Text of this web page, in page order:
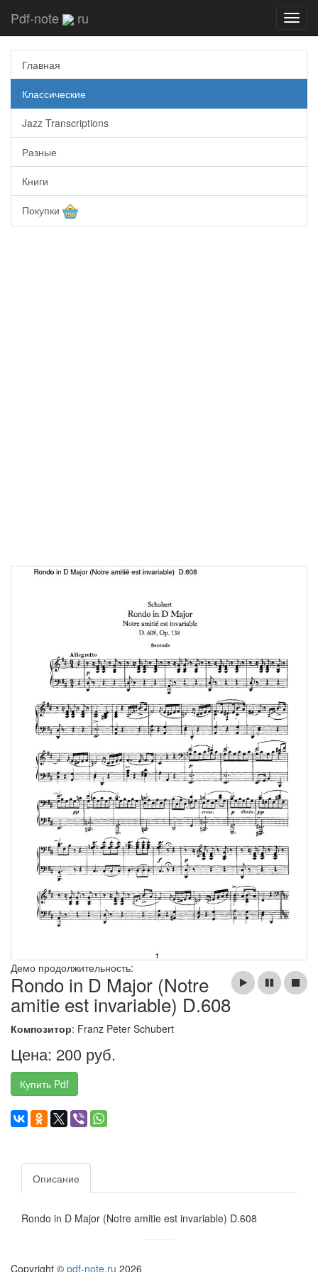
Pdf-note ru
Главная
Классические
Jazz Transcriptions
Разные
Книги
Покупки
Демо продолжительность:
Rondo in D Major (Notre
amitie est invariable) D.608
Композитор: Franz Peter Schubert
Цена: 200 руб.
Купить Pdf
Описание
Rondo in D Major (Notre amitie est invariable) D.608
Copyright © pdf-note.ru 2026